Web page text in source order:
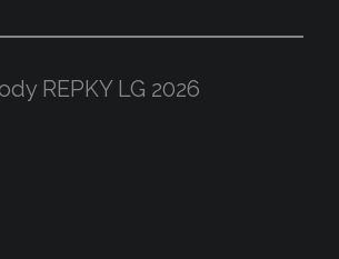
REPKY LG 2026